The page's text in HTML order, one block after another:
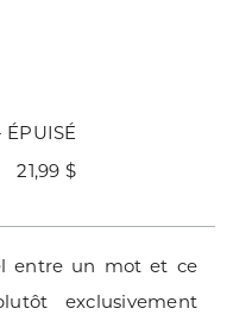
21,99 $
entre un mot et ce
exclusivement